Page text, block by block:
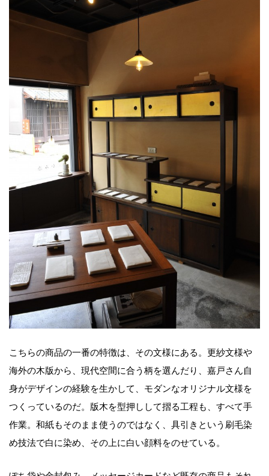
こちらの商品の一番の特徴は、その文様にある。更紗文様や
海外の木版から、現代空間に合う柄を選んだり、嘉戸さん自
身がデザインの経験を生かして、モダンなオリジナル文様を
つくっているのだ。版木を型押しして摺る工程も、すべて手
作業。和紙もそのまま使うのではなく、具引きという刷毛染
め技法で白に染め、その上に白い顔料をのせている。